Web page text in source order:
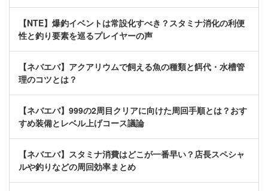
【NTE】爆釣イベントは常設化すべき？スタミナ消化の利便
性と釣り要素を巡るプレイヤーの声
【ネバエバ】アクアリウムで飼える魚の種類と餌代・水槽管
理のコツとは？
【ネバエバ】999の2周目クリアに向けた周回手順とは？おす
すめ装備とレベル上げコース議論
【ネバエバ】スタミナ消費はどこが一番早い？店長スペシャ
ルや釣りなどの周回効率まとめ